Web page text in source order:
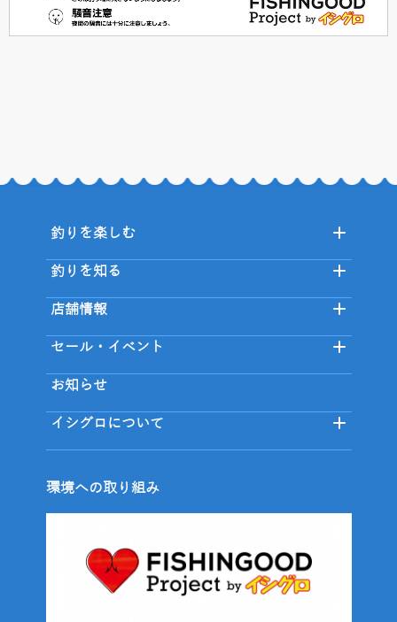
釣りを楽しむ
釣りを知る
店舗情報
セール・イベント
お知らせ
イシグロについて
環境への取り組み